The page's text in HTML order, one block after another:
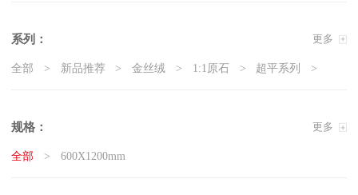
系列： 更多
全部 新品推荐 金丝绒 1:1原石 超平系列
精工大理石
3D微雕 臻白超平
规格： 更多
全部 600X1200mm